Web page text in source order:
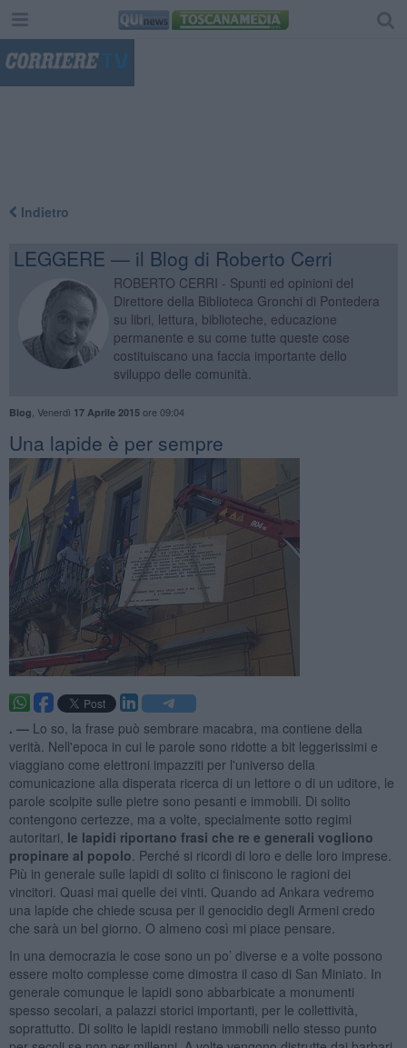
Indietro
LEGGERE — il Blog di Roberto Cerri
ROBERTO CERRI - Spunti ed opinioni del
Direttore della Biblioteca Gronchi di Pontedera
su libri, lettura, biblioteche, educazione
permanente e su come tutte queste cose
costituiscano una faccia importante dello
sviluppo delle comunità.
Blog Venerdì 17 Aprile 2015ore 09:04
​Una lapide è per sempre
. — Lo so, la frase può sembrare macabra, ma contiene della
verità. Nell'epoca in cui le parole sono ridotte a bit leggerissimi e
viaggiano come elettroni impazziti per l'universo della
comunicazione alla disperata ricerca di un lettore o di un uditore, le
parole scolpite sulle pietre sono pesanti e immobili. Di solito
contengono certezze, ma a volte, specialmente sotto regimi
autoritari, le lapidi riportano frasi che re e generali vogliono
propinare al popolo . Perché si ricordi di loro e delle loro imprese.
Più in generale sulle lapidi di solito ci finiscono le ragioni dei
vincitori. Quasi mai quelle dei vinti. Quando ad Ankara vedremo
una lapide che chiede scusa per il genocidio degli Armeni credo
che sarà un bel giorno. O almeno così mi piace pensare.
In una democrazia le cose sono un po’ diverse e a volte possono
essere molto complesse come dimostra il caso di San Miniato. In
generale comunque le lapidi sono abbarbicate a monumenti
spesso secolari, a palazzi storici importanti, per le collettività,
soprattutto. Di solito le lapidi restano immobili nello stesso punto